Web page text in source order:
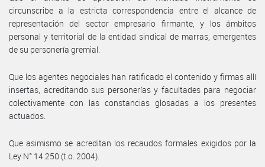
circunscribe a la estricta correspondencia entre el alcance de
representación del sector empresario firmante, y los ámbitos
personal y territorial de la entidad sindical de marras, emergentes
de su personería gremial.
Que los agentes negociales han ratificado el contenido y firmas allí
insertas, acreditando sus personerías y facultades para negociar
colectivamente con las constancias glosadas a los presentes
actuados.
Que asimismo se acreditan los recaudos formales exigidos por la
Ley N° 14.250 (t.o. 2004).